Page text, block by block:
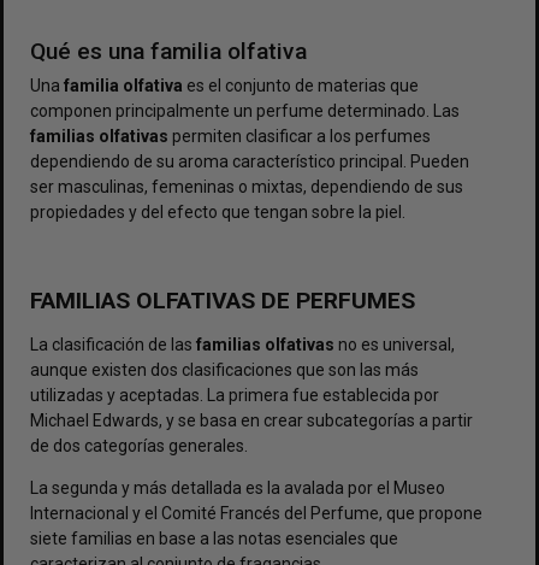
Qué es una familia olfativa
Una familia olfativa es el conjunto de materias que
componen principalmente un perfume determinado. Las
familias olfativas permiten clasificar a los perfumes
dependiendo de su aroma característico principal. Pueden
ser masculinas, femeninas o mixtas, dependiendo de sus
propiedades y del efecto que tengan sobre la piel.
FAMILIAS OLFATIVAS DE PERFUMES
La clasificación de las familias olfativas no es universal,
aunque existen dos clasificaciones que son las más
utilizadas y aceptadas. La primera fue establecida por
Michael Edwards, y se basa en crear subcategorías a partir
de dos categorías generales.
La segunda y más detallada es la avalada por el Museo
Internacional y el Comité Francés del Perfume, que propone
siete familias en base a las notas esenciales que